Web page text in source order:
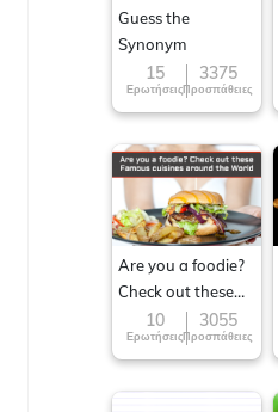
Guess the
Synonym
15
Ερωτήσεις
3375
Προσπάθειες
Are you a foodie?
Check out these
Famous cuisines
around the World
10
Ερωτήσεις
3055
Προσπάθειες